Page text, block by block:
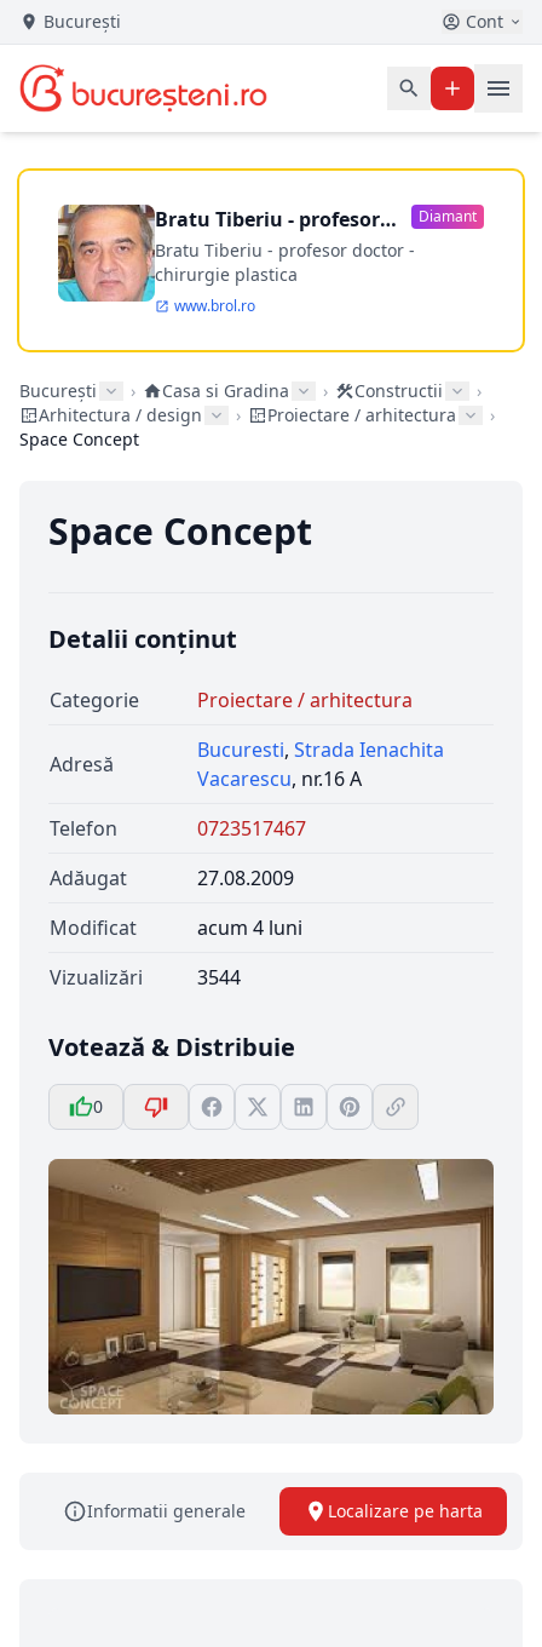
București Cont
Bratu Tiberiu - profesor
doctor
Diamant
Bratu Tiberiu - profesor doctor -
chirurgie plastica
www.brol.ro
București › Casa si Gradina › Constructii
›
Arhitectura / design
› Proiectare / arhitectura
›
Space Concept
Space Concept
Detalii conținut
Categorie Proiectare / arhitectura
Adresă
Bucuresti, Strada Ienachita
Vacarescu, nr.16 A
Telefon
0723517467
Adăugat
27.08.2009
Modificat
acum 4 luni
Vizualizări
3544
Votează & Distribuie
0
Informatii generale Localizare pe harta